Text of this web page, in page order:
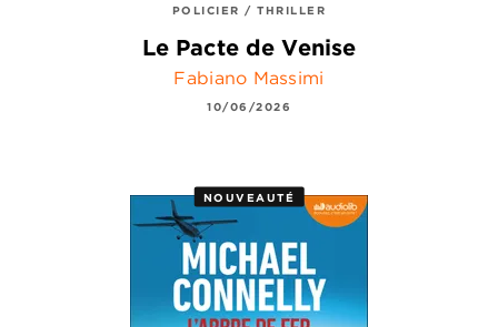
POLICIER / THRILLER
Le Pacte de Venise
Fabiano Massimi
10/06/2026
NOUVEAUTÉ